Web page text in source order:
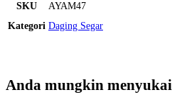
SKU
AYAM47
Kategori Daging Segar
Anda mungkin menyukai